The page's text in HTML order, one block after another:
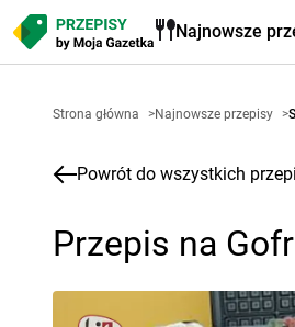
Najnowsze
Strona główna >Najnowsze przepisy >
Powrót do wszystkich
Przepis na